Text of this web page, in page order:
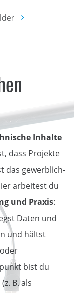
Inhalte
dass Projekte
das gewerblich-
arbeitest du
und Praxis:
Daten und
und hältst
bist du
(z. B. als